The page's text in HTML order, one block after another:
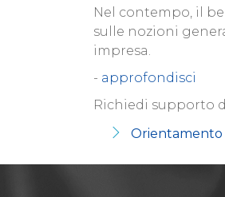
Nel contempo, il
sulle nozioni
impresa.
- approfondisci
Richiedi supporto
Orientamento